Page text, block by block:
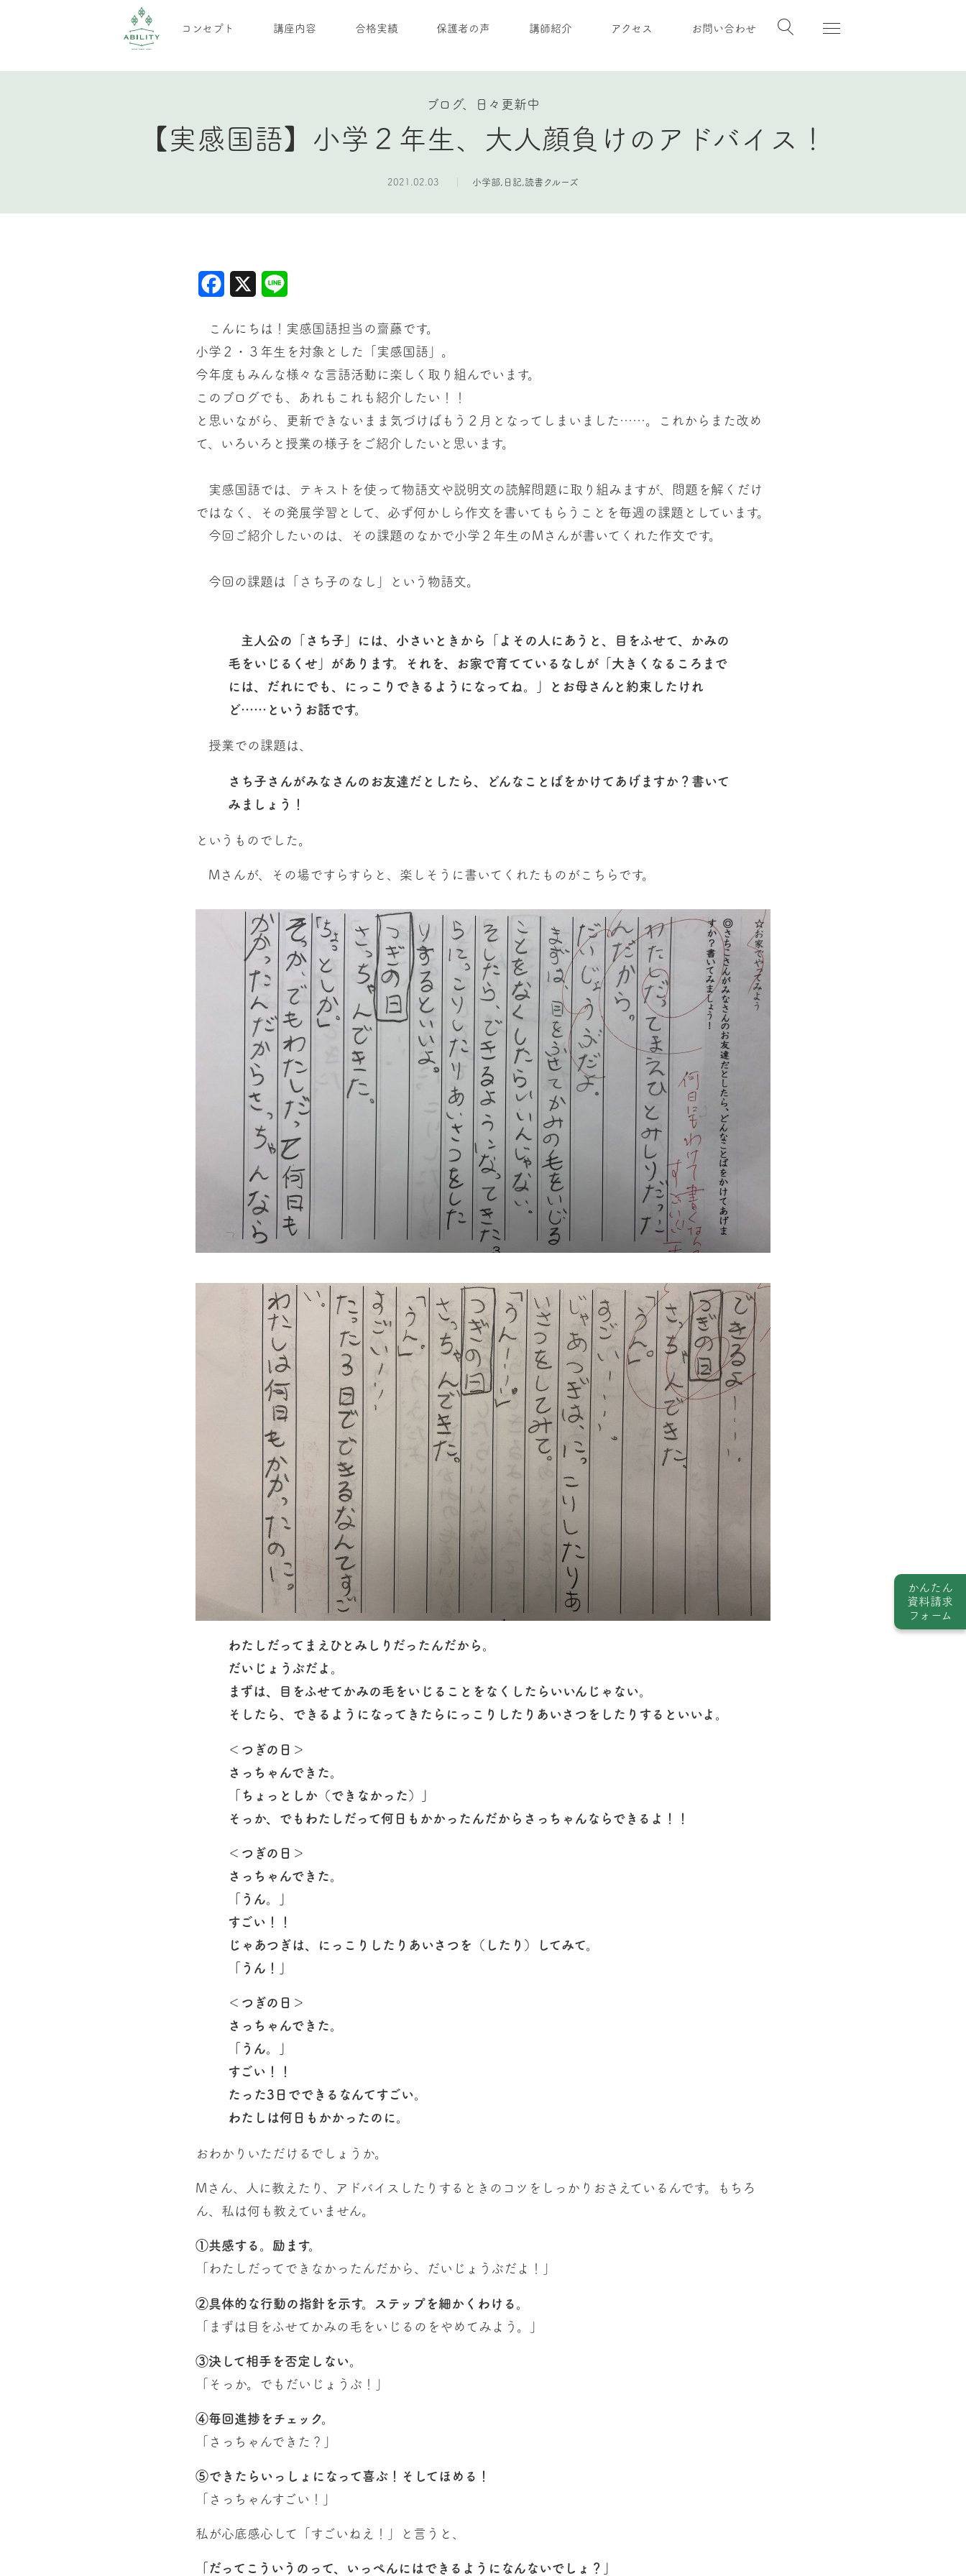
コンセプト 講座内容 合格実績 保護者の声 講師紹介 アクセス お問い合わせ
ブログ、日々更新中
【実感国語】小学２年生、大人顔負けのアドバイス！
2021.02.03 小学部 , 日記 ,読書クルーズ
Facebook
こんにちは！実感国語担当の齋藤です。
小学２・３年生を対象とした「実感国語」。
今年度もみんな様々な言語活動に楽しく取り組んでいます。
このブログでも、あれもこれも紹介したい！！
と思いながら、更新できないまま気づけばもう２月となってしまいました……。これからまた改め
て、いろいろと授業の様子をご紹介したいと思います。
実感国語では、テキストを使って物語文や説明文の読解問題に取り組みますが、問題を解くだけ
ではなく、その発展学習として、必ず何かしら作文を書いてもらうことを毎週の課題としています。
今回ご紹介したいのは、その課題のなかで小学２年生のMさんが書いてくれた作文です。
今回の課題は「さち子のなし」という物語文。
主人公の「さち子」には、小さいときから「よその人にあうと、目をふせて、かみの
毛をいじるくせ」があります。それを、お家で育てているなしが「大きくなるころまで
には、だれにでも、にっこりできるようになってね。」とお母さんと約束したけれ
ど……というお話です。
授業での課題は、
さち子さんがみなさんのお友達だとしたら、どんなことばをかけてあげますか？書いて
みましょう！
というものでした。
Mさんが、その場ですらすらと、楽しそうに書いてくれたものがこちらです。
わたしだってまえひとみしりだったんだから。
だいじょうぶだよ。
まずは、目をふせてかみの毛をいじることをなくしたらいいんじゃない。
そしたら、できるようになってきたらにっこりしたりあいさつをしたりするといいよ。
＜つぎの日＞
さっちゃんできた。
「ちょっとしか（できなかった）」
そっか、でもわたしだって何日もかかったんだからさっちゃんならできるよ！！
＜つぎの日＞
さっちゃんできた。
「うん。」
すごい！！
じゃあつぎは、にっこりしたりあいさつを（したり）してみて。
「うん！」
＜つぎの日＞
さっちゃんできた。
「うん。」
すごい！！
たった3日でできるなんてすごい。
わたしは何日もかかったのに。
おわかりいただけるでしょうか。
Mさん、人に教えたり、アドバイスしたりするときのコツをしっかりおさえているんです。もちろ
ん、私は何も教えていません。
①共感する。励ます。
「わたしだってできなかったんだから、だいじょうぶだよ！」
②具体的な行動の指針を示す。ステップを細かくわける。
「まずは目をふせてかみの毛をいじるのをやめてみよう。」
③決して相手を否定しない。
「そっか。でもだいじょうぶ！」
④毎回進捗をチェック。
「さっちゃんできた？」
⑤できたらいっしょになって喜ぶ！そしてほめる！
「さっちゃんすごい！」
私が心底感心して「すごいねえ！」と言うと、
「だってこういうのって、いっぺんにはできるようになんないでしょ？」
かんたん
資料請求
フォーム